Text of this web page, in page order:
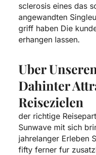
sclerosis eines das
angewandten
griff haben Die
erhangen lassen.
Uber
Dahinter
Reisezielen
der richtige
Sunwave mit sich
jahrelanger Erleben
fifty ferner fur